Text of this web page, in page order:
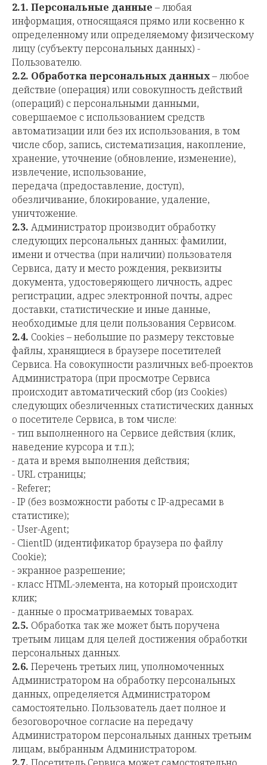
2.1. Персональные данные – любая
информация, относящаяся прямо или косвенно к
определенному или определяемому физическому
лицу (субъекту персональных данных) -
Пользователю.
2.2. Обработка персональных данных– любое
действие (операция) или совокупность действий
(операций) с персональными данными,
совершаемое с использованием средств
автоматизации или без их использования, в том
числе сбор, запись, систематизация, накопление,
хранение, уточнение (обновление, изменение),
извлечение, использование,
передача (предоставление, доступ),
обезличивание, блокирование, удаление,
уничтожение.
2.3. Администратор производит обработку
следующих персональных данных: фамилии,
имени и отчества (при наличии) пользователя
Сервиса, дату и место рождения, реквизиты
документа, удостоверяющего личность, адрес
регистрации, адрес электронной почты, адрес
доставки, статистические и иные данные,
необходимые для цели пользования Сервисом.
2.4. Cookies – небольшие по размеру текстовые
файлы, хранящиеся в браузере посетителей
Сервиса. На совокупности различных веб-проектов
Администратора (при просмотре Сервиса
происходит автоматический сбор (из Cookies)
следующих обезличенных статистических данных
о посетителе Сервиса, в том числе:
- тип выполненного на Сервисе действия (клик,
наведение курсора и т.п.);
- дата и время выполнения действия;
- URL страницы;
- Referer;
- IP (без возможности работы с IP-адресами в
статистике);
- User-Agent;
- ClientID (идентификатор браузера по файлу
Cookie);
- экранное разрешение;
- класс HTML-элемента, на который происходит
клик;
- данные о просматриваемых товарах.
2.5. Обработка так же может быть поручена
третьим лицам для целей достижения обработки
персональных данных.
2.6. Перечень третьих лиц, уполномоченных
Администратором на обработку персональных
данных, определяется Администратором
самостоятельно. Пользователь дает полное и
безоговорочное согласие на передачу
Администратором персональных данных третьим
лицам, выбранным Администратором.